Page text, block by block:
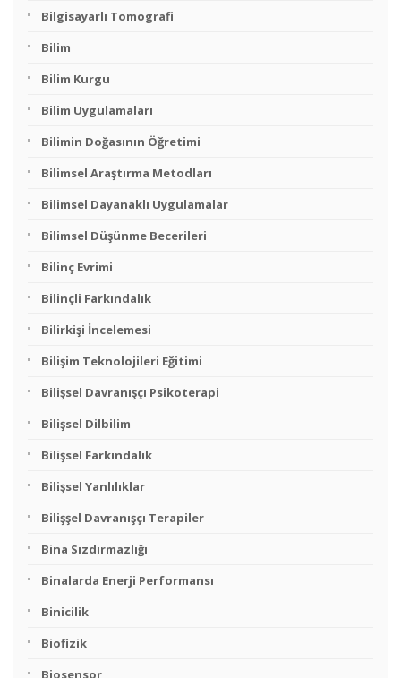
Bilgisayarlı Tomografi
Bilim
Bilim Kurgu
Bilim Uygulamaları
Bilimin Doğasının Öğretimi
Bilimsel Araştırma Metodları
Bilimsel Dayanaklı Uygulamalar
Bilimsel Düşünme Becerileri
Bilinç Evrimi
Bilinçli Farkındalık
Bilirkişi İncelemesi
Bilişim Teknolojileri Eğitimi
Bilişsel Davranışçı Psikoterapi
Bilişsel Dilbilim
Bilişsel Farkındalık
Bilişsel Yanlılıklar
Bilişşel Davranışçı Terapiler
Bina Sızdırmazlığı
Binalarda Enerji Performansı
Binicilik
Biofizik
Biosensor